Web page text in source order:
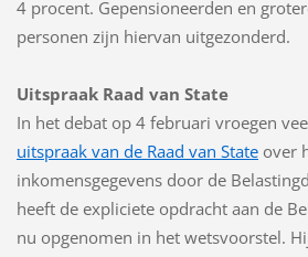
4 procent. Gepensioneerden en
personen zijn hiervan uitgezonderd.
Uitspraak Raad van State
In het debat op 4 februari vroegen
uitspraak van de Raad van Stateover
inkomensgegevens door de
heeft de expliciete opdracht aan de
nu opgenomen in het wetsvoorstel.